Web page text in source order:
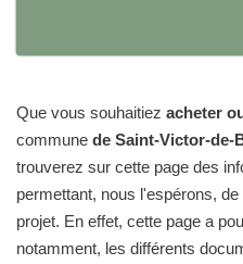
Que vous souhaitiez acheter
commune de Saint-Victor-de-
trouverez sur cette page des
permettant, nous l'espérons,
projet. En effet, cette page a
notamment, les différents